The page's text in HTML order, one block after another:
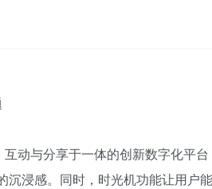
互动与分享于一体的创新数字化
浸感。同时，时光机功能让用户